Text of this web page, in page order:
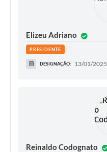
Obras
Emendas Impositivas
Contato
Elizeu Adriano
PRESIDENTE
DESIGNAÇÃO: 13/01/2025
Reinaldo Codognato